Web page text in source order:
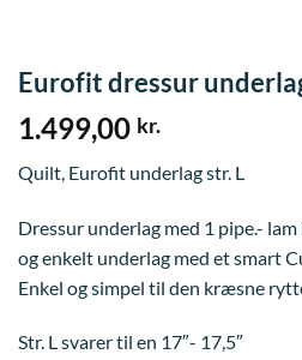
Eurofit dressur
1.499,00 kr.
Quilt, Eurofit underlag str. L
Dressur underlag med 1 pipe.-
og enkelt underlag med et smart
Enkel og simpel til den kræsne
Str. L svarer til en 17″- 17,5″